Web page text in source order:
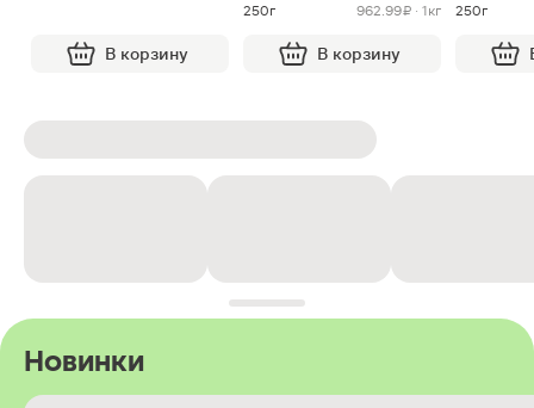
В корзину
250г
962.99 ₽ · 1кг
В корзину
250г
Новинки